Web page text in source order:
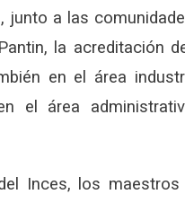
junto a las
la acreditación
en el área
el área
Inces, los